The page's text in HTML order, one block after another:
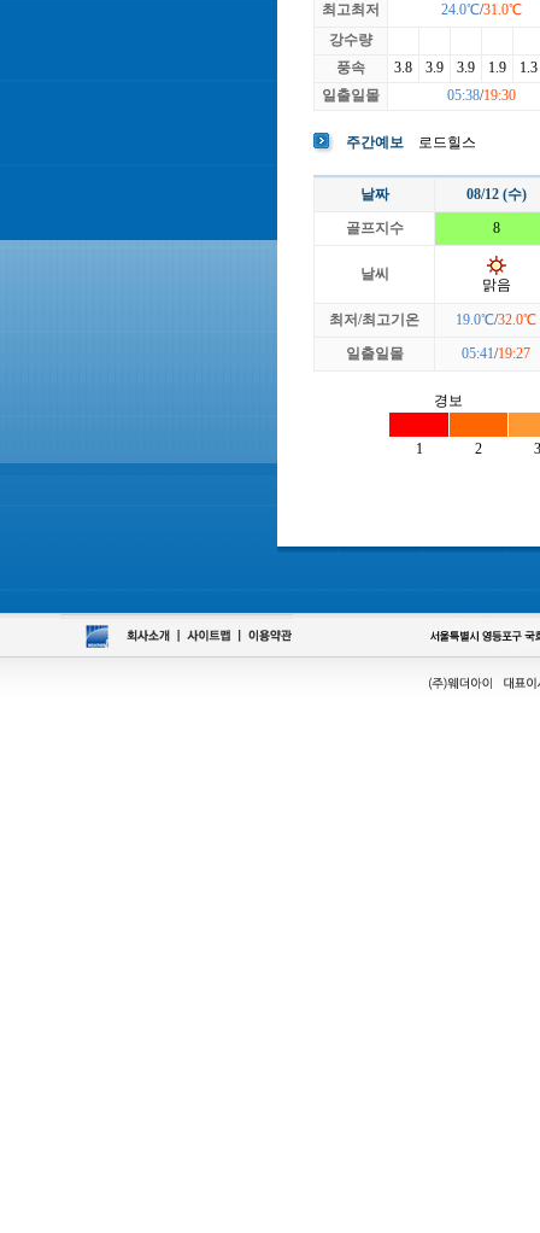
최고최저 24.0℃/31.0℃
강수량
풍속
3.8 3.9 3.9 1.9
1.3
일출일몰
05:38/19:30
주간예보 로드힐스
날짜
08/12 (수)
골프지수
8
날씨
맑음
최저/최고기온 19.0℃/32.0℃
일출일몰
05:41/19:27
경보
1 2 3